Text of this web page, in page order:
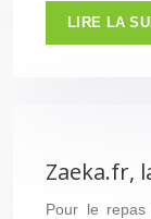
LIRE LA
Zaeka.fr,
Pour le